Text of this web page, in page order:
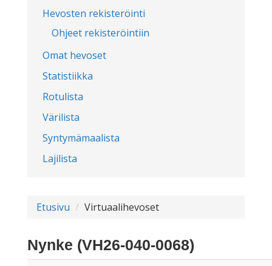
Hevosten rekisteröinti
Ohjeet rekisteröintiin
Omat hevoset
Statistiikka
Rotulista
Värilista
Syntymämaalista
Lajilista
Etusivu Virtuaalihevoset
Nynke (VH26-040-0068)